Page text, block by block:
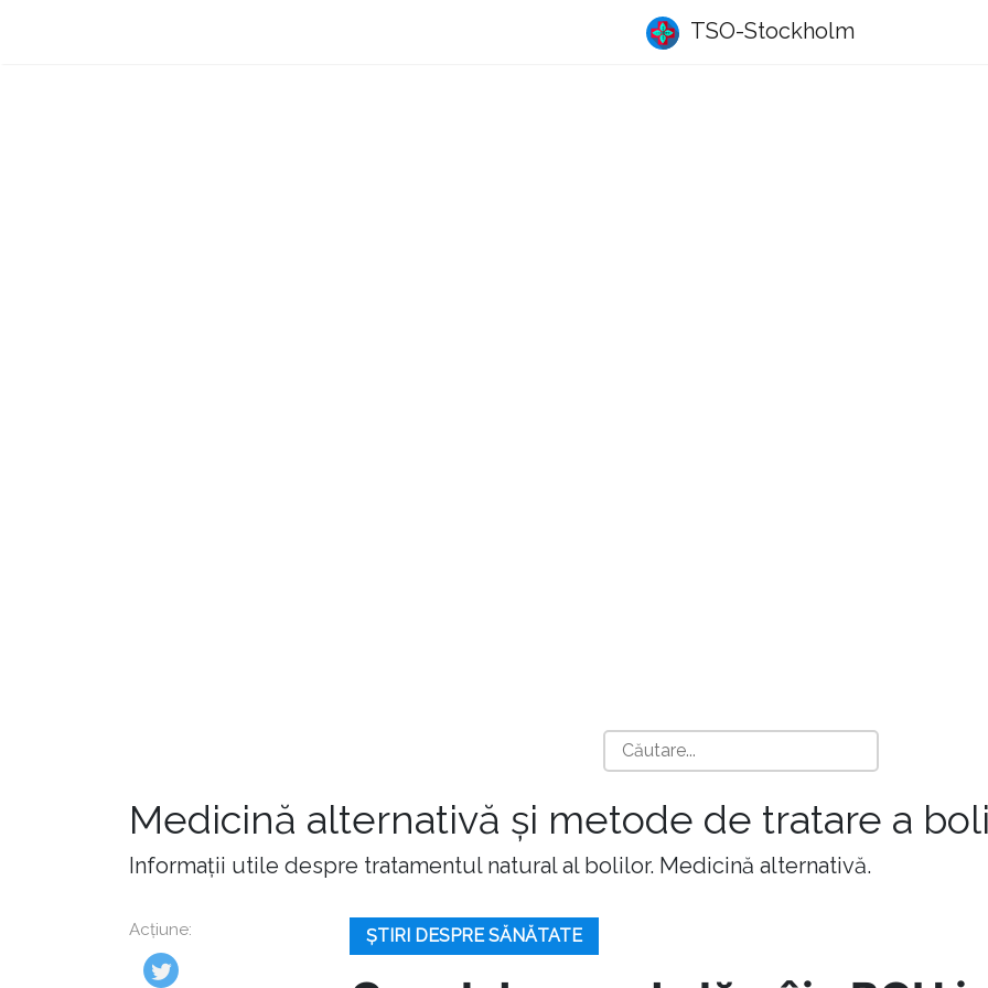
TSO-Stockholm
Medicină alternativă și metode de tratare a
Informații utile despre tratamentul natural al bolilor. Medicină alternativă.
Acțiune: ȘTIRI DESPRE SĂNĂTATE